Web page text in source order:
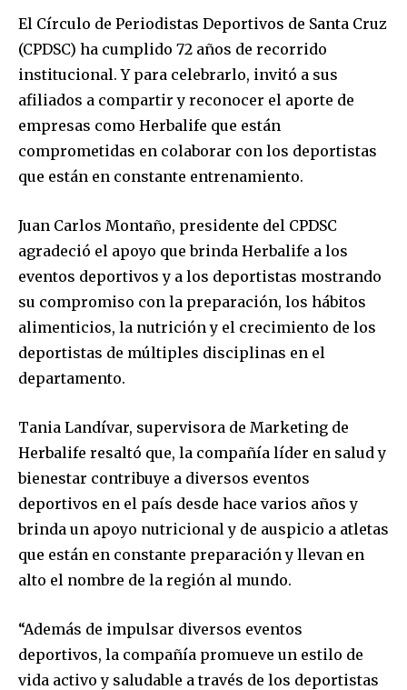
El Círculo de Periodistas Deportivos de Santa Cruz
(CPDSC) ha cumplido 72 años de recorrido
institucional. Y para celebrarlo, invitó a sus
afiliados a compartir y reconocer el aporte de
empresas como Herbalife que están
comprometidas en colaborar con los deportistas
que están en constante entrenamiento.
Juan Carlos Montaño, presidente del CPDSC
agradeció el apoyo que brinda Herbalife a los
eventos deportivos y a los deportistas mostrando
su compromiso con la preparación, los hábitos
alimenticios, la nutrición y el crecimiento de los
deportistas de múltiples disciplinas en el
departamento.
Tania Landívar, supervisora de Marketing de
Herbalife resaltó que, la compañía líder en salud y
bienestar contribuye a diversos eventos
deportivos en el país desde hace varios años y
brinda un apoyo nutricional y de auspicio a atletas
que están en constante preparación y llevan en
alto el nombre de la región al mundo.
“Además de impulsar diversos eventos
deportivos, la compañía promueve un estilo de
vida activo y saludable a través de los deportistas